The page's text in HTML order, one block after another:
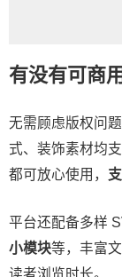
有没有可商
无需顾虑版权问
式、装饰素材均
都可放心使用，
平台还配备多样
小模块等，丰富
读者浏览时长。